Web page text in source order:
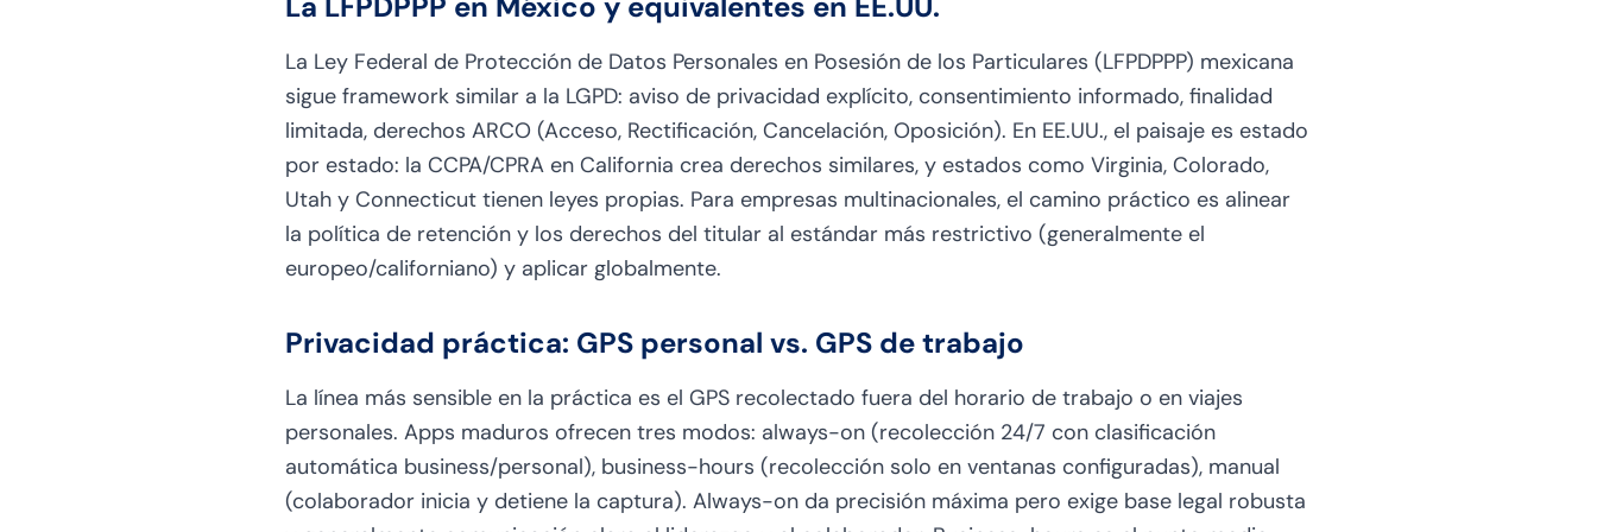
La Ley Federal de Protección de Datos Personales en Posesión de los Particulares (LFPDPPP) mexicana
sigue framework similar a la LGPD: aviso de privacidad explícito, consentimiento informado, finalidad
limitada, derechos ARCO (Acceso, Rectificación, Cancelación, Oposición). En EE.UU., el paisaje es estado
por estado: la CCPA/CPRA en California crea derechos similares, y estados como Virginia, Colorado,
Utah y Connecticut tienen leyes propias. Para empresas multinacionales, el camino práctico es alinear
la política de retención y los derechos del titular al estándar más restrictivo (generalmente el
europeo/californiano) y aplicar globalmente.
Privacidad práctica: GPS personal vs. GPS de trabajo
La línea más sensible en la práctica es el GPS recolectado fuera del horario de trabajo o en viajes
personales. Apps maduros ofrecen tres modos: always-on (recolección 24/7 con clasificación
automática business/personal), business-hours (recolección solo en ventanas configuradas), manual
(colaborador inicia y detiene la captura). Always-on da precisión máxima pero exige base legal robusta